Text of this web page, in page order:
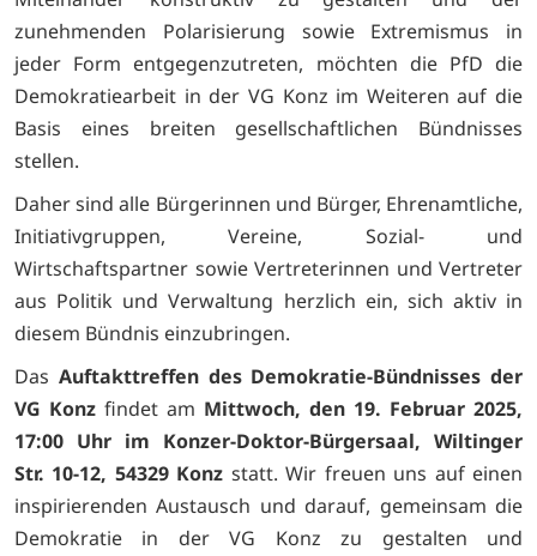
zunehmenden Polarisierung sowie Extremismus in
jeder Form entgegenzutreten, möchten die PfD die
Demokratiearbeit in der VG Konz im Weiteren auf die
Basis eines breiten gesellschaftlichen Bündnisses
stellen.
Daher sind alle Bürgerinnen und Bürger, Ehrenamtliche,
Initiativgruppen, Vereine, Sozial- und
Wirtschaftspartner sowie Vertreterinnen und Vertreter
aus Politik und Verwaltung herzlich ein, sich aktiv in
diesem Bündnis einzubringen.
Das Auftakttreffen des Demokratie-Bündnisses der
VG Konz findet am Mittwoch, den 19. Februar 2025,
17:00 Uhr im Konzer-Doktor-Bürgersaal, Wiltinger
Str. 10-12, 54329 Konz statt. Wir freuen uns auf einen
inspirierenden Austausch und darauf, gemeinsam die
Demokratie in der VG Konz zu gestalten und